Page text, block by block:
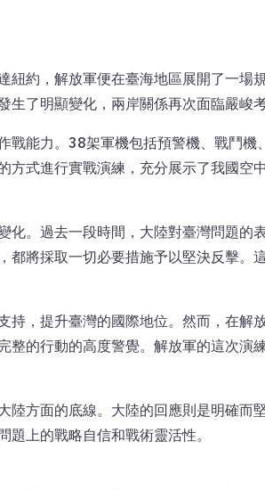
紐約，解放軍便在臺海地區展開了一
了明顯變化，兩岸關係再次面臨嚴峻考
戰能力。38架軍機包括預警機、戰鬥
方式進行實戰演練，充分展示了我國空
化。過去一段時間，大陸對臺灣問題
都將採取一切必要措施予以堅決反擊。
持，提升臺灣的國際地位。然而，在
整的行動的高度警覺。解放軍的這次
陸方面的底線。大陸的回應則是明確
上的戰略自信和戰術靈活性。